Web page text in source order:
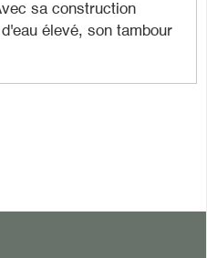
sa construction
élevé, son tambour